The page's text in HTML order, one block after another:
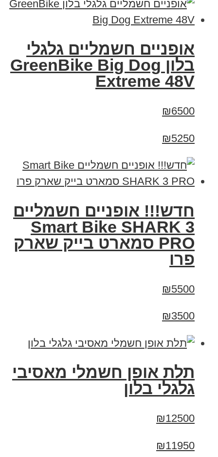
אופניים חשמליים גלגלי
בלון GreenBike Big Dog
Extreme 48V
₪6500
₪5250
חדש!!! אופניים חשמליים
Smart Bike SHARK 3
PRO סמארט בייק שארק
פרו
₪5500
₪3500
תלת אופן חשמלי מאסיבי
גלגלי בלון
₪12500
₪11950